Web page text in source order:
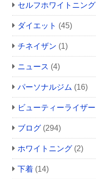
セルフホワイトニング
ダイエット (45)
チネイザン (1)
ニュース (4)
パーソナルジム (16)
ビューティーライザー
ブログ (294)
ホワイトニング (2)
下着 (14)